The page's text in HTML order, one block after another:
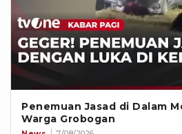
Penemuan Jasad di Dalam
Warga Grobogan